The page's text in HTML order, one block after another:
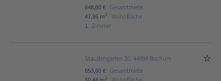
648,00 € Gesamtmiete
47,96 m2
Wohnfläche
1 Zimmer
Staudengarten 20, 44894 Bochum
653,00 € Gesamtmiete
2